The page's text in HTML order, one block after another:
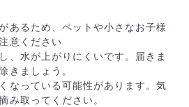
あるため、ペットや小さなお子様
意ください
、水が上がりにくいです。届きま
きましょう。
なっている可能性があります。気
み取ってください。